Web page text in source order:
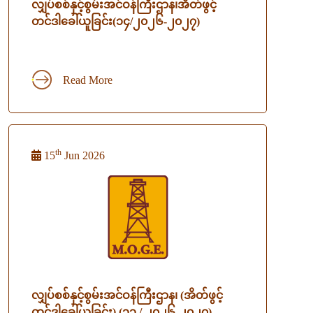
လျှပ်စစ်နှင့်စွမ်းအင်ဝန်ကြီးဌာန၊အိတ်ဖွင့်
တင်ဒါခေါ်ယူခြင်း(၁၄/၂၀၂၆-၂၀၂၇)
Read More
15th Jun 2026
လျှပ်စစ်နှင့်စွမ်းအင်ဝန်ကြီးဌာန၊ (အိတ်ဖွင့်